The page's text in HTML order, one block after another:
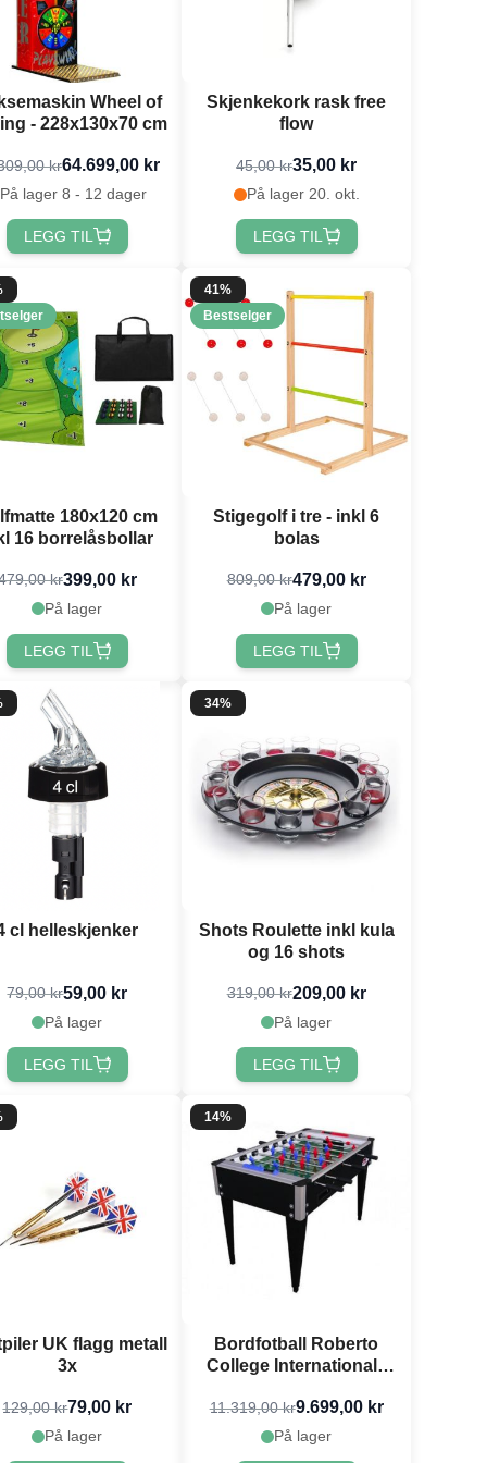
Wheel of
- 228x130x70 cm
kr64.699,00 kr
På lager 8 - 12 dager
LEGG TIL
Skjenkekork rask free
flow
45,00 kr35,00 kr
På lager 20. okt.
LEGG TIL
180x120 cm
16 borrelåsbollar
kr399,00 kr
På lager
LEGG TIL
41%
Bestselger
Stigegolf i tre - inkl 6
bolas
809,00 kr479,00 kr
På lager
LEGG TIL
cl helleskjenker
79,00 kr59,00 kr
På lager
LEGG TIL
34%
Shots Roulette inkl kula
og 16 shots
319,00 kr209,00 kr
På lager
LEGG TIL
UK flagg metall
3x
129,00 kr79,00 kr
På lager
14%
Bordfotball Roberto
College International -
11.319,00 kr9.699,00 kr
På lager